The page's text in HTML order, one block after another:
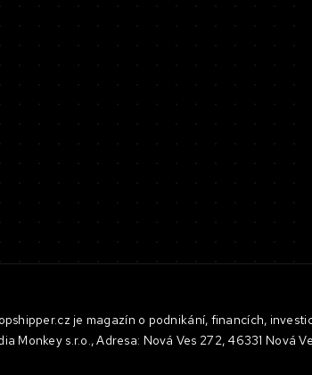
je magazín o podnikání, financích,
Monkey s.r.o., Adresa: Nová Ves 272, 46331 Nová